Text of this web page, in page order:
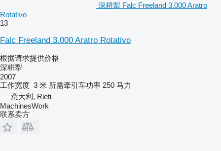
深耕犁 Falc Freeland 3.000 Aratro
Rotativo
13
Falc Freeland 3.000 Aratro Rotativo
根据请求提供价格
深耕犁
2007
工作宽度 3 米 所需牵引车功率 250 马力
意大利, Rieti
MachinesWork
联系卖方